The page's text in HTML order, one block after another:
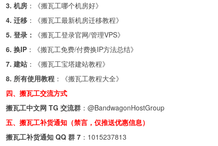
3. 机房 ：《搬瓦工哪个机房好》
4. 迁移 ：《搬瓦工最新机房迁移教程》
5. 登录：
《搬瓦工登录官网/管理VPS》
6. 换IP ：《搬瓦工免费/付费换IP方法总结》
7. 建站 ：《搬瓦工宝塔建站教程》
8. 所有使用教程 ：《搬瓦工教程大全》
四、搬瓦工交流方式
搬瓦工中文网 TG 交流群 ： @BandwagonHostGroup
五、搬瓦工补货通知（禁言，仅推送优惠信息）
搬瓦工补货通知 QQ 群 7 ： 1015237813